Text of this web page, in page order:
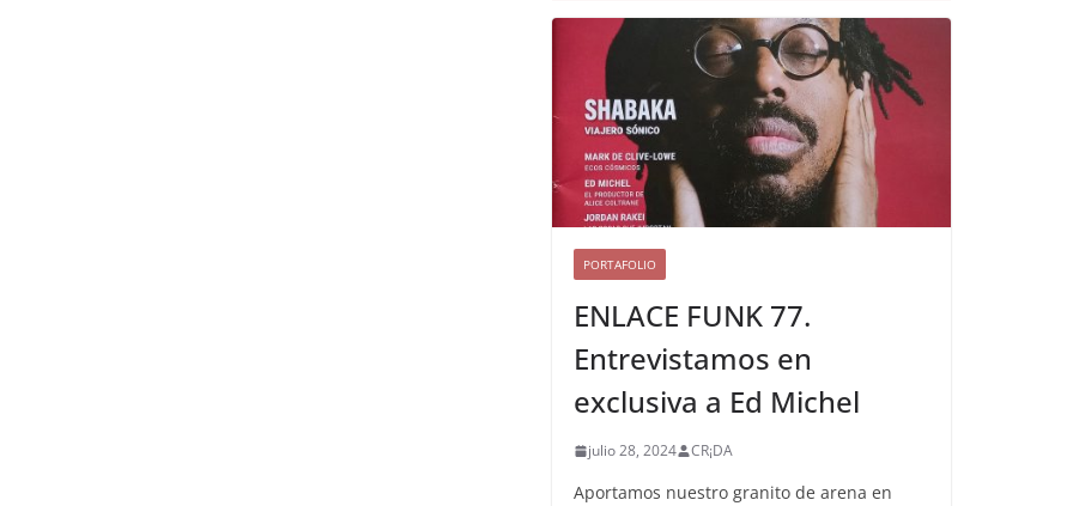
PORTAFOLIO
ENLACE FUNK 77.
Entrevistamos en
exclusiva a Ed Michel
julio 28, 2024 CR¡DA
Aportamos nuestro granito de arena en